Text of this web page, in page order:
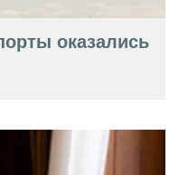
оказались